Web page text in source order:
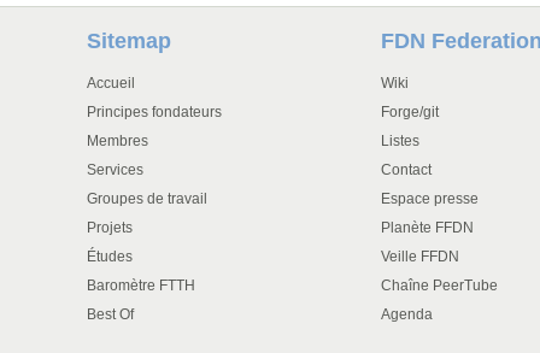
Sitemap
Accueil
Principes fondateurs
Membres
Services
Groupes de travail
Projets
Études
Baromètre FTTH
Best Of
FDN Federation
Wiki
Forge/git
Listes
Contact
Espace presse
Planète FFDN
Veille FFDN
Chaîne PeerTube
Agenda